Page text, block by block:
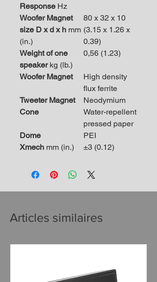
Response Hz
Woofer Magnet
size D x d x h mm
(in.)
80 x 32 x 10
(3.15 x 1.26 x
0.39)
Weight of one
speakerkg (lb.)
0,56 (1.23)
Woofer Magnet
High density
flux ferrite
Tweeter Magnet
Neodymium
Cone
Water-repellent
pressed paper
Dome
PEI
Xmech mm (in.) ±3 (0.12)
Articles similaires